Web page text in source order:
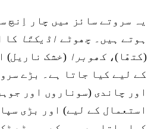
یہ سروتے سائز میں چار اِنچ
ہوتے ہیں۔ چھوٹے اڈیکتّا کا
(کتھّا)،کھوبرا (خشک ناریل)
کے لیے کیا جاتا ہے۔ بڑے
اور چاندی (سوناروں اور
استعمال کے لیے) اور بڑی